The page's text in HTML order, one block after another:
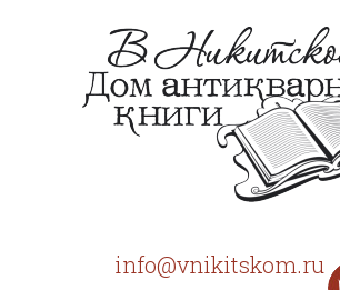
info@vnikitskom.ru